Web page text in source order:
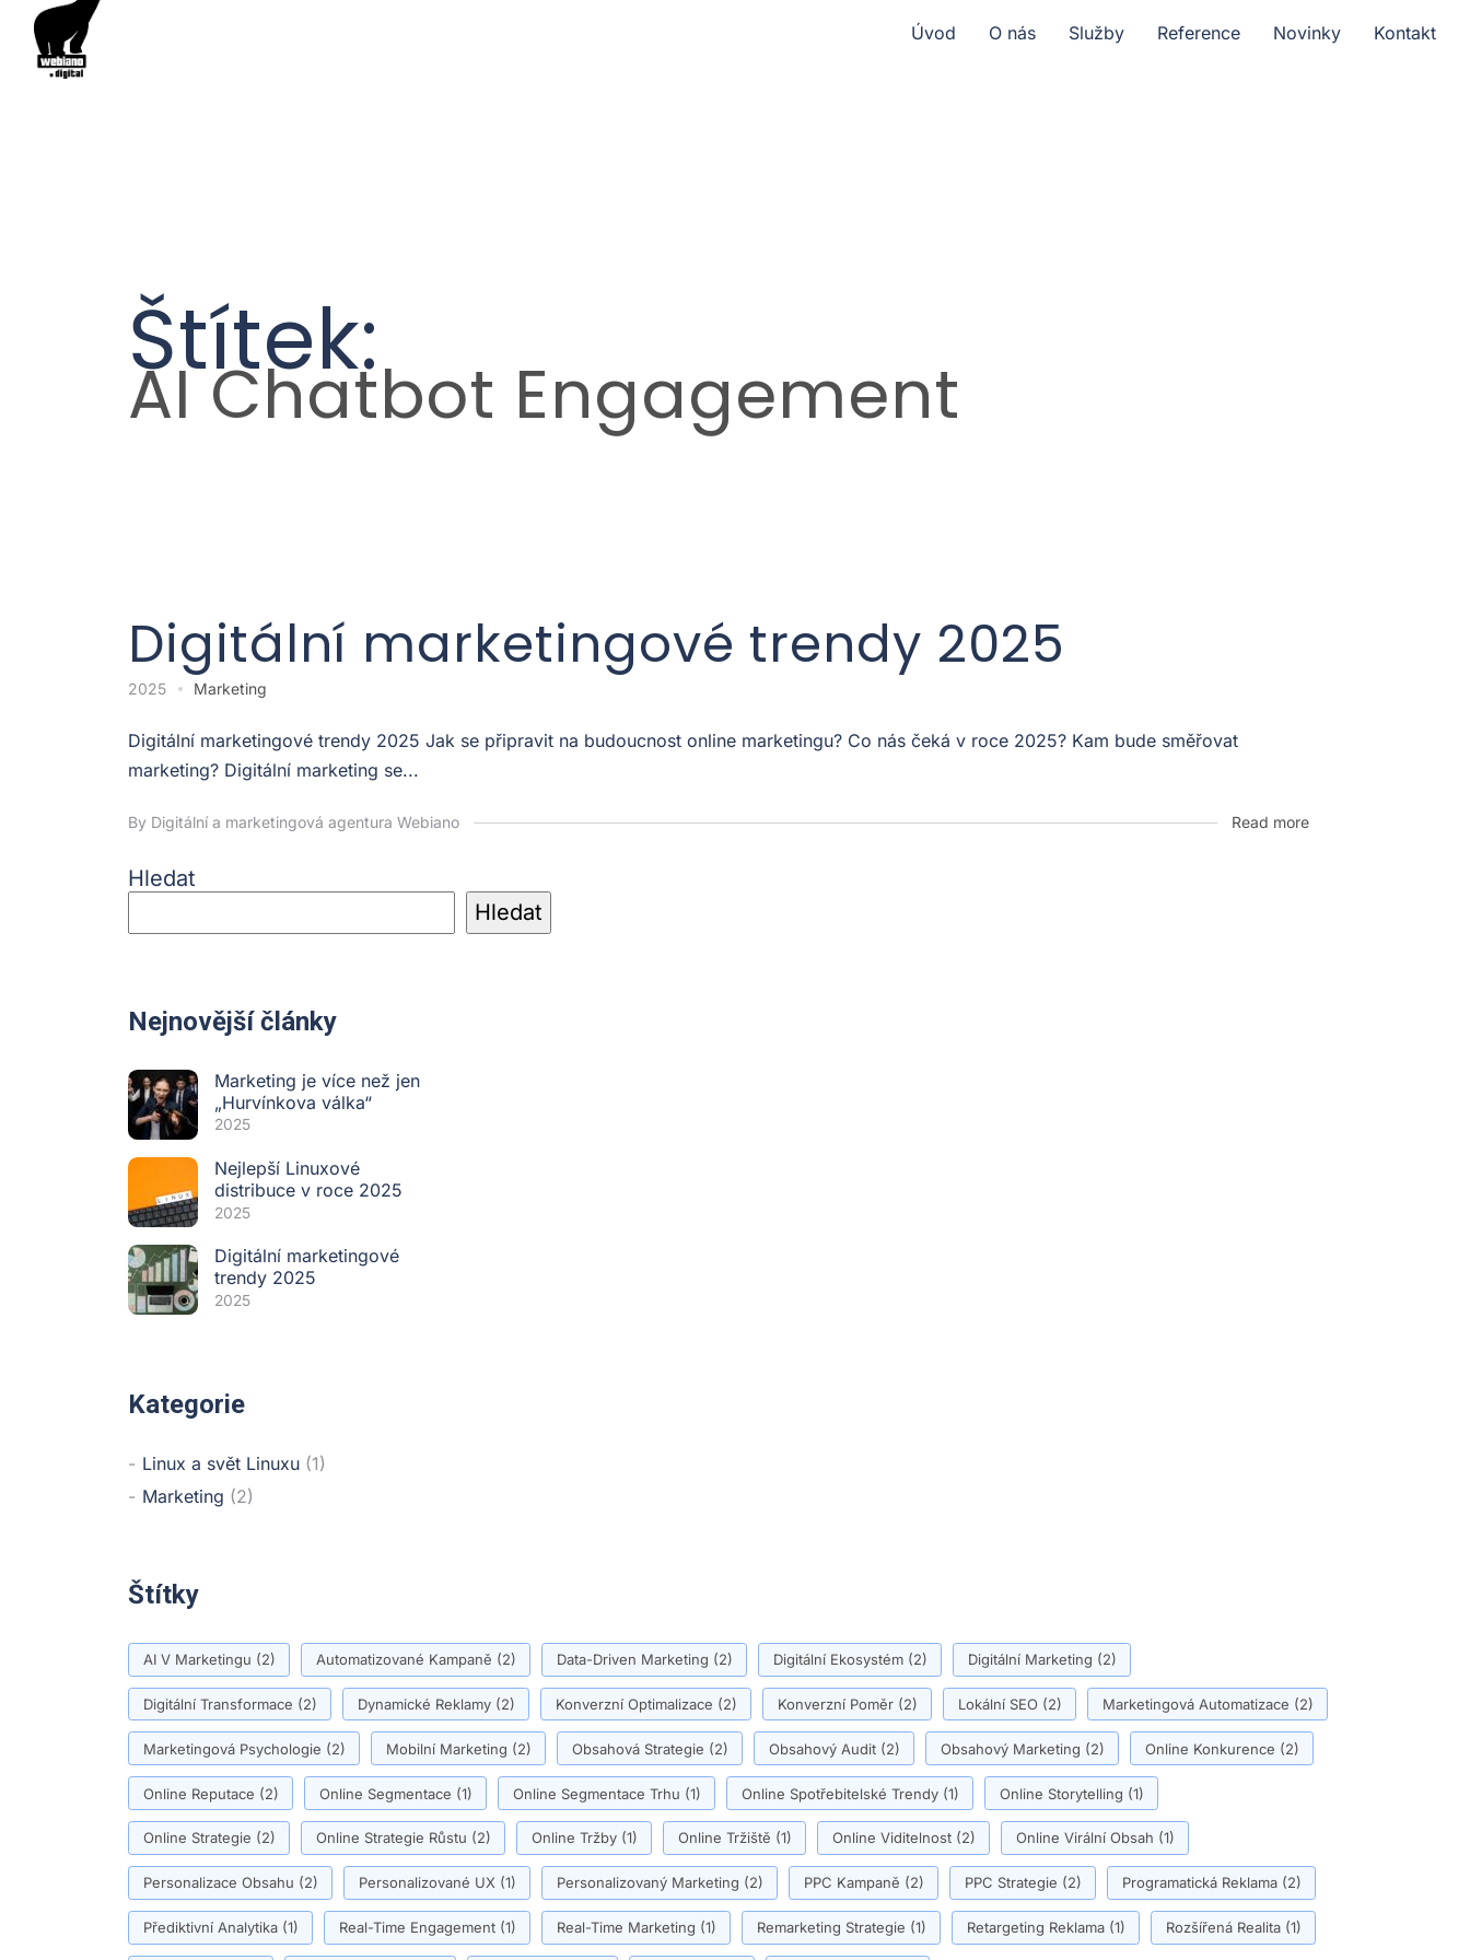
Úvod O nás Služby Reference Novinky Kontakt
Štítek:
AI Chatbot Engagement
Digitální marketingové trendy 2025
2025 Marketing
Digitální marketingové trendy 2025 Jak se připravit na budoucnost online marketingu? Co nás čeká v roce 2025? Kam bude směřovat
marketing? Digitální marketing se...
By Digitální a marketingová agentura Webiano Read more
Hledat
Hledat
Nejnovější články
Marketing je více než jen
„Hurvínkova válka“
2025
Nejlepší Linuxové
distribuce v roce 2025
2025
Digitální marketingové
trendy 2025
2025
Kategorie
Linux a svět Linuxu (1)
Marketing (2)
Štítky
AI V Marketingu (2) Automatizované Kampaně (2) Data-Driven Marketing (2) Digitální Ekosystém(2) Digitální Marketing (2)
Digitální Transformace (2) Dynamické Reklamy(2) Konverzní Optimalizace (2) Konverzní Poměr(2) Lokální SEO(2) Marketingová Automatizace (2)
Marketingová Psychologie (2) Mobilní Marketing (2) Obsahová Strategie (2) Obsahový Audit(2) Obsahový Marketing (2) Online Konkurence (2)
Online Reputace (2) Online Segmentace (1) Online Segmentace Trhu (1) Online Spotřebitelské Trendy(1) Online Storytelling (1)
Online Strategie (2) Online Strategie Růstu (2) Online Tržby(1) Online Tržiště (1) Online Viditelnost(2) Online Virální Obsah (1)
Personalizace Obsahu (2) Personalizované UX(1) Personalizovaný Marketing (2) PPC Kampaně (2) PPC Strategie (2) Programatická Reklama(2)
Přediktivní Analytika(1) Real-Time Engagement(1) Real-Time Marketing (1) Remarketing Strategie (1) Retargeting Reklama(1) Rozšířená Realita(1)